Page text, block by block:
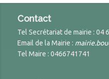
Contact
Tel Secrétariat de mairie : 04
Email de la Mairie :
Tel Maire : 0466741741